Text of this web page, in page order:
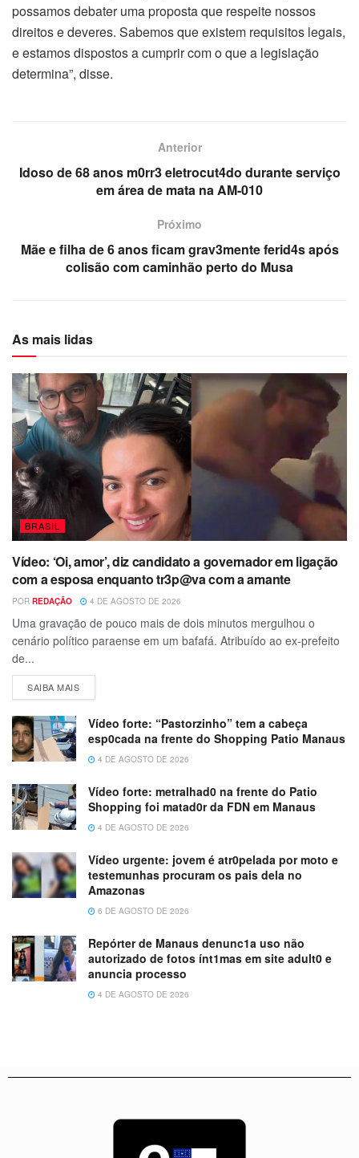
possamos debater uma proposta que respeite nossos
direitos e deveres. Sabemos que existem requisitos legais,
e estamos dispostos a cumprir com o que a legislação
determina”, disse.
Anterior
Idoso de 68 anos m0rr3 eletrocut4do durante serviço
em área de mata na AM-010
Próximo
Mãe e filha de 6 anos ficam grav3mente ferid4s após
colisão com caminhão perto do Musa
As mais lidas
BRASIL
Vídeo: ‘Oi, amor’, diz candidato a governador em ligação
com a esposa enquanto tr3p@va com a amante
POR REDAÇÃO 4 DE AGOSTO DE 2026
Uma gravação de pouco mais de dois minutos mergulhou o
cenário político paraense em um bafafá. Atribuído ao ex-prefeito
de...
SAIBA MAIS
Vídeo forte: “Pastorzinho” tem a cabeça
esp0cada na frente do Shopping Patio Manaus
4 DE AGOSTO DE 2026
Vídeo forte: metralhad0 na frente do Patio
Shopping foi matad0r da FDN em Manaus
4 DE AGOSTO DE 2026
Vídeo urgente: jovem é atr0pelada por moto e
testemunhas procuram os pais dela no
Amazonas
6 DE AGOSTO DE 2026
Repórter de Manaus denunc1a uso não
autorizado de fotos ínt1mas em site adult0 e
anuncia processo
4 DE AGOSTO DE 2026